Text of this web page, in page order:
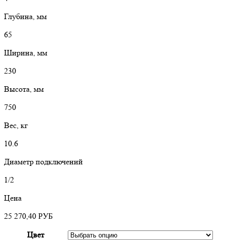
Глубина, мм
65
Ширина, мм
230
Высота, мм
750
Вес, кг
10.6
Диаметр подключений
1/2
Цена
25 270,40 РУБ
Цвет